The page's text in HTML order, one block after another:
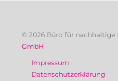
© 2026 Büro für nachhaltige
GmbH
Impressum
Datenschutzerklärung